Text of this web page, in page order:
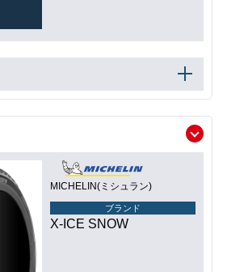
MICHELIN(ミシュラン)
ブランド
X-ICE SNOW